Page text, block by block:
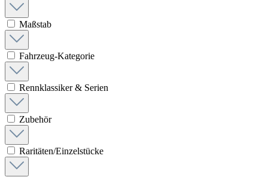
Maßstab
Fahrzeug-Kategorie
Rennklassiker & Serien
Zubehör
Raritäten/Einzelstücke